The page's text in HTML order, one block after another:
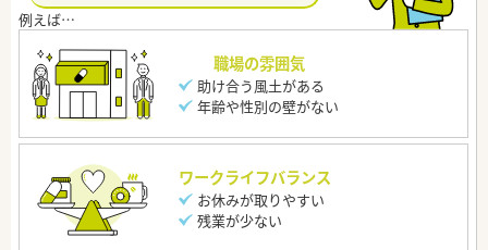
職場の雰囲気
助け合う風土がある
年齢や性別の壁がない
ワークライフバランス
お休みが取りやすい
残業が少ない